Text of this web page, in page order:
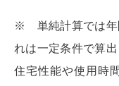
※ 単純計算では年
れは一定条件で算
住宅性能や使用時